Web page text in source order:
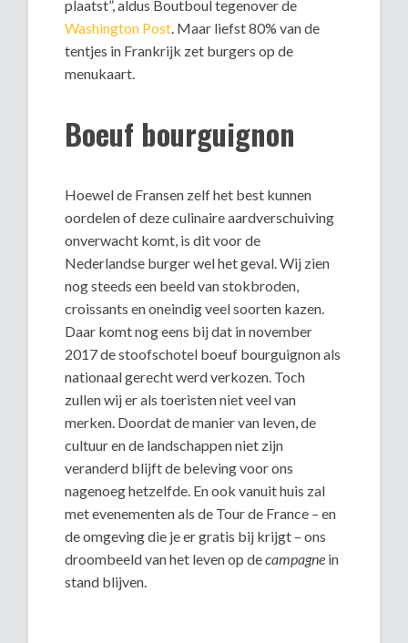
plaatst”, aldus Boutboul tegenover de
Washington Post. Maar liefst 80% van de
tentjes in Frankrijk zet burgers op de
menukaart.
Boeuf bourguignon
Hoewel de Fransen zelf het best kunnen
oordelen of deze culinaire aardverschuiving
onverwacht komt, is dit voor de
Nederlandse burger wel het geval. Wij zien
nog steeds een beeld van stokbroden,
croissants en oneindig veel soorten kazen.
Daar komt nog eens bij dat in november
2017 de stoofschotel boeuf bourguignon als
nationaal gerecht werd verkozen. Toch
zullen wij er als toeristen niet veel van
merken. Doordat de manier van leven, de
cultuur en de landschappen niet zijn
veranderd blijft de beleving voor ons
nagenoeg hetzelfde. En ook vanuit huis zal
met evenementen als de Tour de France – en
de omgeving die je er gratis bij krijgt – ons
droombeeld van het leven op decampagne in
stand blijven.